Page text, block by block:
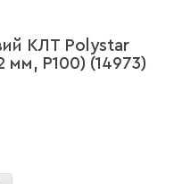
КЛТ Polystar
мм, P100) (14973)